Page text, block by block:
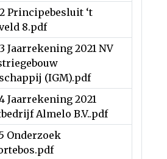
Principebesluit ‘t
8.pdf
Jaarrekening 2021 NV
(IGM).pdf
Jaarrekening 2021
Almelo B.V..pdf
Onderzoek